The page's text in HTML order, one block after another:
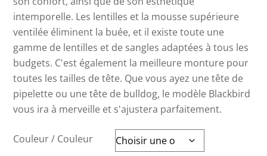
intemporelle. Les lentilles et la mousse supérieure
ventilée éliminent la buée, et il existe toute une
gamme de lentilles et de sangles adaptées à tous les
budgets. C'est également la meilleure monture pour
toutes les tailles de tête. Que vous ayez une tête de
pipelette ou une tête de bulldog, le modèle Blackbird
vous ira à merveille et s'ajustera parfaitement.
Couleur / Couleur